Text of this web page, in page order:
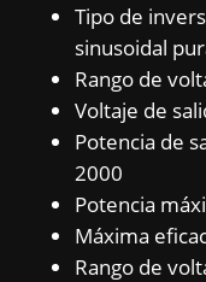
Tipo de
sinusoidal
Rango de
Voltaje de
Potencia de
2000
Potencia
Máxima
Rango de